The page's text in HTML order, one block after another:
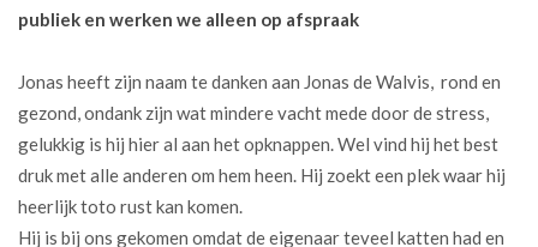
publiek en werken we alleen op afspraak
Jonas heeft zijn naam te danken aan Jonas de Walvis, rond en
gezond, ondank zijn wat mindere vacht mede door de stress,
gelukkig is hij hier al aan het opknappen. Wel vind hij het best
druk met alle anderen om hem heen. Hij zoekt een plek waar hij
heerlijk toto rust kan komen.
Hij is bij ons gekomen omdat de eigenaar teveel katten had en